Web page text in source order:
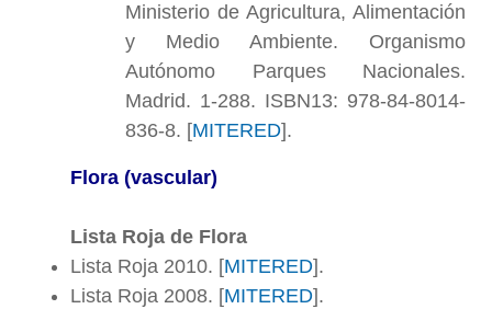
Ministerio de Agricultura, Alimentación
y Medio Ambiente. Organismo
Autónomo Parques Nacionales.
Madrid. 1-288. ISBN13: 978-84-8014-
836-8. [MITERED].
Flora (vascular)
Lista Roja de Flora
Lista Roja 2010. [MITERED].
Lista Roja 2008. [MITERED].